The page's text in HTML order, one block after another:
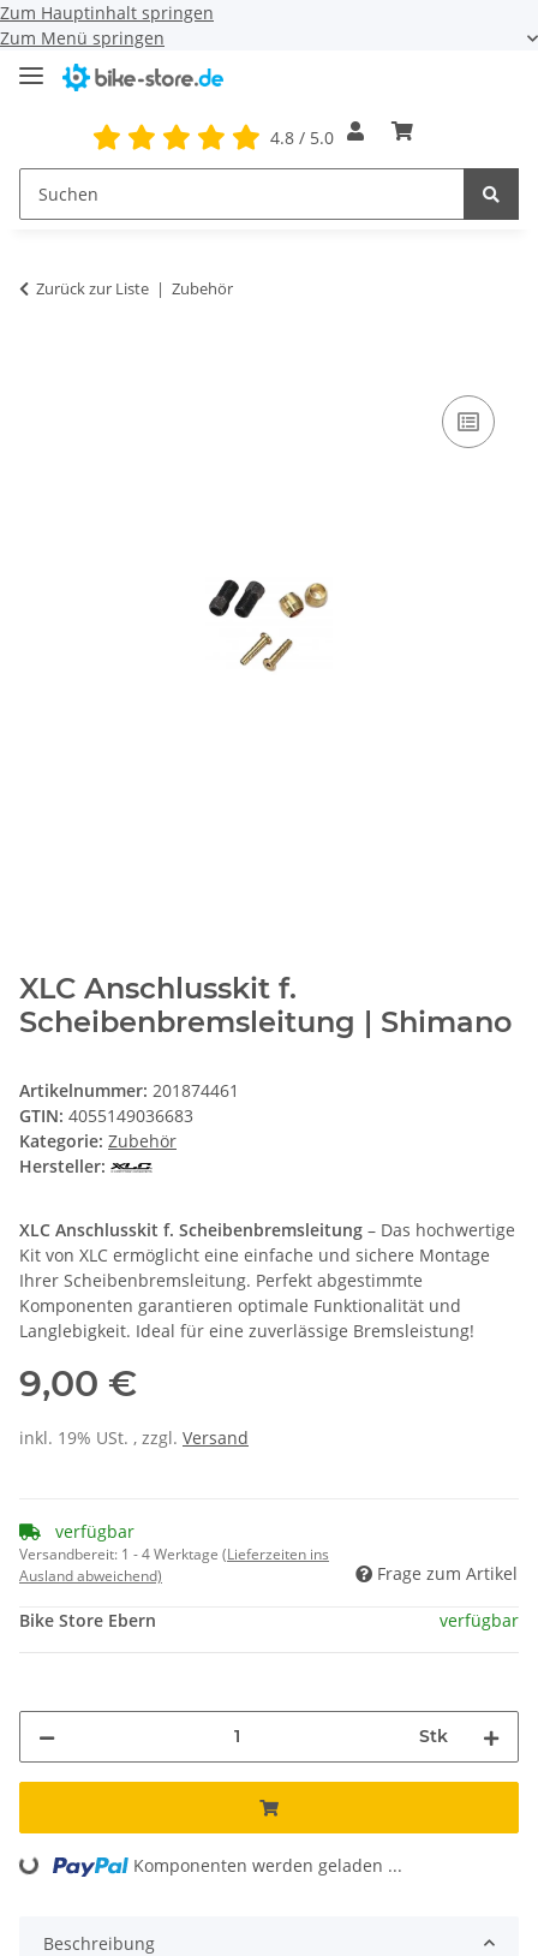
Zum Hauptinhalt springen
Zum Menü springen
4.8 / 5.0
Zurück zur Liste Zubehör
XLC Anschlusskit f.
Scheibenbremsleitung | Shimano
Artikelnummer: 201874461
GTIN: 4055149036683
Kategorie: Zubehör
Hersteller:
XLC Anschlusskit f. Scheibenbremsleitung – Das hochwertige
Kit von XLC ermöglicht eine einfache und sichere Montage
Ihrer Scheibenbremsleitung. Perfekt abgestimmte
Komponenten garantieren optimale Funktionalität und
Langlebigkeit. Ideal für eine zuverlässige Bremsleistung!
9,00 €
inkl. 19% USt. , zzgl. Versand
verfügbar
Versandbereit: 1 - 4 Werktage (Lieferzeiten ins
Ausland abweichend)
Frage zum Artikel
Bike Store Ebern verfügbar
Stk
Loading... Komponenten werden geladen ...
Beschreibung